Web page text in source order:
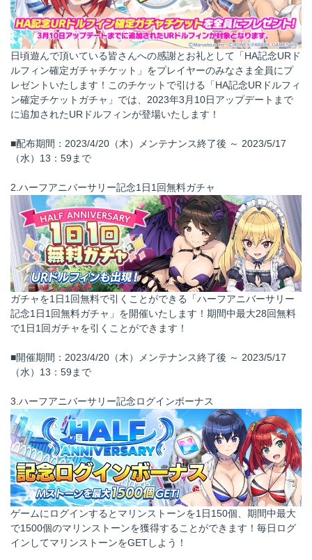
日頃遊んで頂いている皆さんへの感謝とお礼として「HA記念URド
ルフィン確定ガチャチケット」をプレイヤーのみなさま全員にプ
レゼントいたします！このチケットで引ける「HA記念URドルフィ
ン確定チケットガチャ」では、2023年3月10日アップデートまで
に追加されたURドルフィンが登場いたします！
■配布期間：2023/4/20（木）メンテナンス終了後 ～ 2023/5/17
（水）13：59まで
2.ハーフアニバーサリー記念1日1回無料ガチャ
ガチャを1日1回無料で引くことができる「ハーフアニバーサリー
記念1日1回無料ガチャ」を開催いたします！期間中最大28回無料
で1日1回ガチャを引くことができます！
■開催期間：2023/4/20（木）メンテナンス終了後 ～ 2023/5/17
（水）13：59まで
3.ハーフアニバーサリー記念ログインボーナス
ゲームにログインするとマリンストーンを1日150個、期間中最大
で1500個のマリンストーンを獲得することができます！毎日ログ
インしてマリンストーンをGETしよう！